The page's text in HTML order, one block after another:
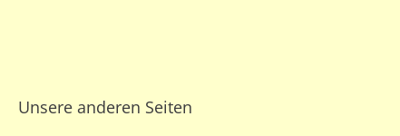
Unsere anderen Seiten